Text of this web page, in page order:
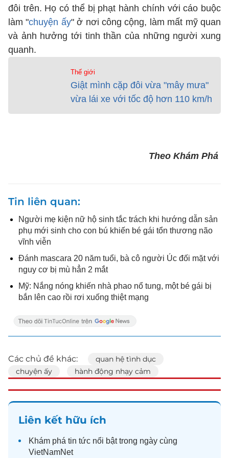
đôi trên. Họ có thể bị phạt hành chính với cáo buộc
làm "chuyện ấy" ở nơi công cộng, làm mất mỹ quan
và ảnh hưởng tới tinh thần của những người xung
quanh.
Thế giới
Giật mình cặp đôi vừa "mây mưa"
vừa lái xe với tốc độ hơn 110 km/h
Theo Khám Phá
Tin liên quan
Người mẹ kiện nữ hộ sinh tắc trách khi hướng dẫn sản
phụ mới sinh cho con bú khiến bé gái tổn thương não
vĩnh viễn
Đánh mascara 20 năm tuổi, bà cô người Úc đối mặt với
nguy cơ bị mù hẳn 2 mắt
Mỹ: Nắng nóng khiến nhà phao nổ tung, một bé gái bị
bắn lên cao rồi rơi xuống thiệt mạng
Các chủ đề khác:
quan hệ tình dục
chuyện ấy
hành động nhạy cảm
Liên kết hữu ích
Khám phá tin tức nổi bật trong ngày cùng
VietNamNet